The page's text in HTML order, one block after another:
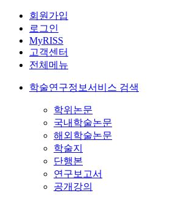
회원가입
로그인
MyRISS
고객센터
전체메뉴
학술연구정보서비스 검색
학위논문
국내학술논문
해외학술논문
학술지
단행본
연구보고서
공개강의